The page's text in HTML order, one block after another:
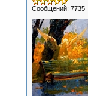
Сообщений: 7735